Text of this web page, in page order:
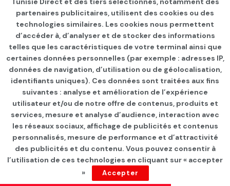
versement d’un soutien financier à l’Afghanistan afin
que le pays puisse entamer sa reconstruction. « Mon
impression générale est que les talibans sont désireux
de dialoguer et de coopérer avec l’extérieur, et qu’ils
sont sérieux à ce sujet », a déclaré Wang Yi.
BREXIT PÊCHE
– Un nouveau palier a été franchi ce
jeudi dans l’affrontement entre la France et la
Grande-Bretagne sur les zones de pêche dans la
Manche après le Brexit, avec l’immobilisation d’un
chalutier écossais au Havre et l’annonce par Londres
d’une riposte aux mesures que Paris compte mettre
en œuvre la semaine prochaine. A compter du 2
novembre, Paris interdira aux navires britanniques de
partenaires publicitaires, utilisent des cookies ou des
technologies similaires. Les cookies nous permettent
d’accéder à, d’analyser et de stocker des informations
telles que les caractéristiques de votre terminal ainsi que
certaines données personnelles (par exemple : adresses IP,
données de navigation, d’utilisation ou de géolocalisation,
identifiants uniques). Ces données sont traitées aux fins
suivantes : analyse et amélioration de l’expérience
utilisateur et/ou de notre offre de contenus, produits et
services, mesure et analyse d’audience, interaction avec
les réseaux sociaux, affichage de publicités et contenus
personnalisés, mesure de performance et d’attractivité
des publicités et du contenu. Vous pouvez consentir à
l’utilisation de ces technologies en cliquant sur « accepter
»
Accepter